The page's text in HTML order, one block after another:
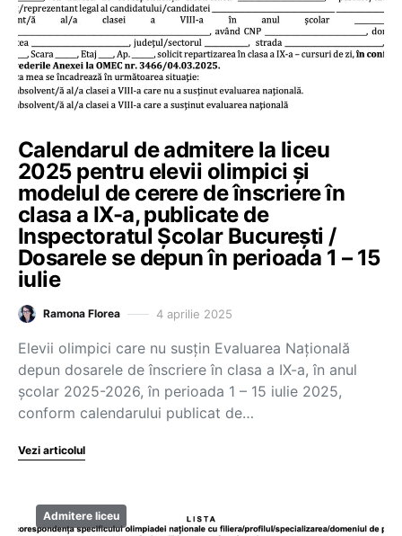
Calendarul de admitere la liceu
2025 pentru elevii olimpici și
modelul de cerere de înscriere în
clasa a IX-a, publicate de
Inspectoratul Școlar București /
Dosarele se depun în perioada 1 – 15
iulie
Ramona Florea 4 aprilie 2025
Elevii olimpici care nu susțin Evaluarea Națională
depun dosarele de înscriere în clasa a IX-a, în anul
școlar 2025-2026, în perioada 1 – 15 iulie 2025,
conform calendarului publicat de…
Vezi articolul
Admitere liceu